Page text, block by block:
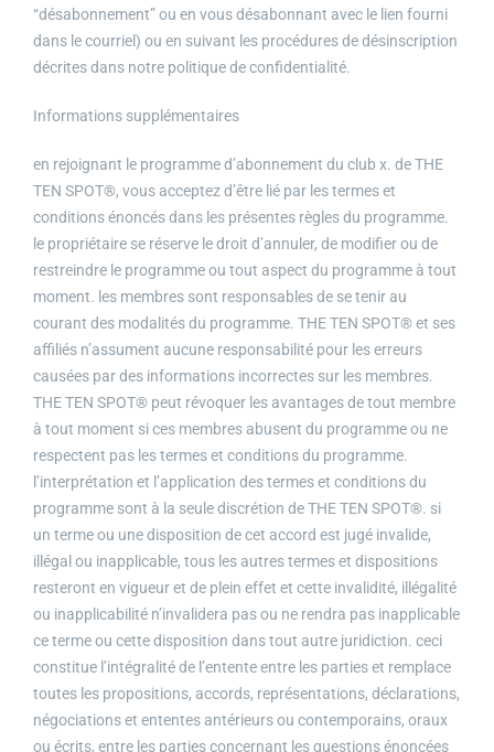
“désabonnement” ou en vous désabonnant avec le lien fourni
dans le courriel) ou en suivant les procédures de désinscription
décrites dans notre politique de confidentialité.
Informations supplémentaires
en rejoignant le programme d’abonnement du club x. de THE
TEN SPOT®, vous acceptez d’être lié par les termes et
conditions énoncés dans les présentes règles du programme.
le propriétaire se réserve le droit d’annuler, de modifier ou de
restreindre le programme ou tout aspect du programme à tout
moment. les membres sont responsables de se tenir au
courant des modalités du programme. THE TEN SPOT® et ses
affiliés n’assument aucune responsabilité pour les erreurs
causées par des informations incorrectes sur les membres.
THE TEN SPOT® peut révoquer les avantages de tout membre
à tout moment si ces membres abusent du programme ou ne
respectent pas les termes et conditions du programme.
l’interprétation et l’application des termes et conditions du
programme sont à la seule discrétion de THE TEN SPOT®. si
un terme ou une disposition de cet accord est jugé invalide,
illégal ou inapplicable, tous les autres termes et dispositions
resteront en vigueur et de plein effet et cette invalidité, illégalité
ou inapplicabilité n’invalidera pas ou ne rendra pas inapplicable
ce terme ou cette disposition dans tout autre juridiction. ceci
constitue l’intégralité de l’entente entre les parties et remplace
toutes les propositions, accords, représentations, déclarations,
négociations et ententes antérieurs ou contemporains, oraux
ou écrits, entre les parties concernant les questions énoncées